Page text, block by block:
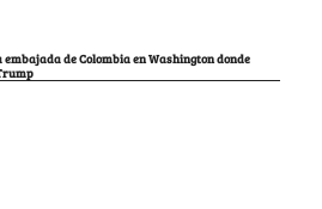
embajada de Colombia en Washington donde